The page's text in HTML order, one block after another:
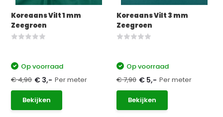
Koreaans Vilt 1 mm
Zeegroen
Op voorraad
€ 4,90 € 3,- Per meter
Bekijken
Koreaans Vilt 3 mm
Zeegroen
Op voorraad
€ 7,90 € 5,- Per meter
Bekijken